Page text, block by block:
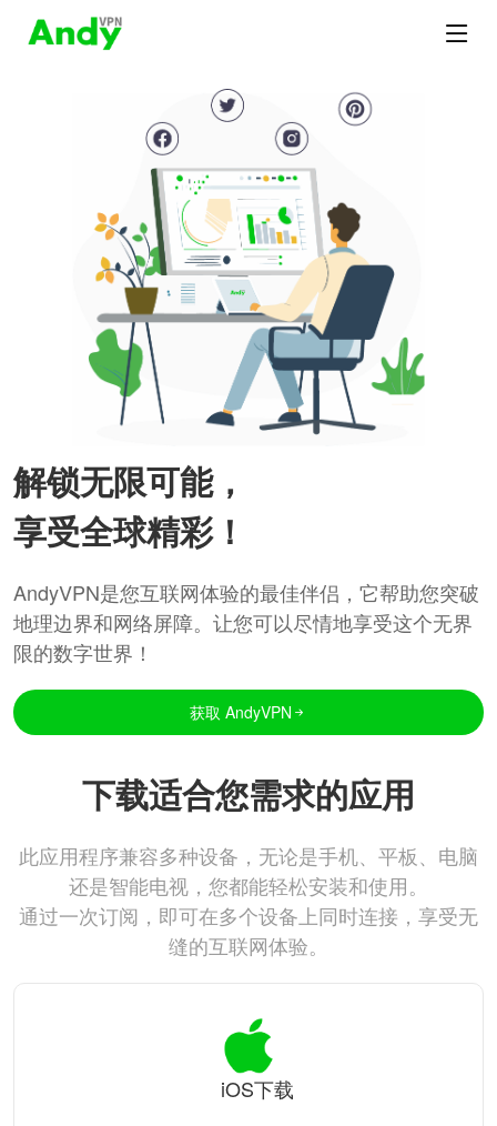
解锁无限可能，
享受全球精彩！
AndyVPN是您互联网体验的最佳伴侣，它帮助您突破
地理边界和网络屏障。让您可以尽情地享受这个无界
限的数字世界！
获取 AndyVPN
下载适合您需求的应用
此应用程序兼容多种设备，无论是手机、平板、电脑
还是智能电视，您都能轻松安装和使用。
通过一次订阅，即可在多个设备上同时连接，享受无
缝的互联网体验。
iOS下载